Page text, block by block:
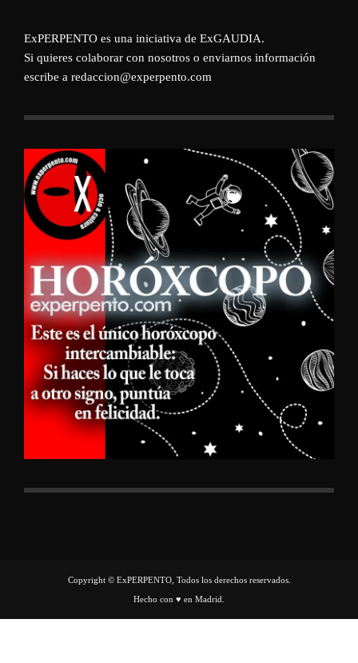
ExPERPENTO es una iniciativa de ExGAUDIA.
Si quieres colaborar con nosotros o enviarnos información
escribe a redaccion@experpento.com
Copyright © ExPERPENTO, Todos los derechos reservados.
Hecho con ♥ en Madrid.